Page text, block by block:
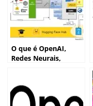
O que é OpenAI,
Redes Neurais,
IA?